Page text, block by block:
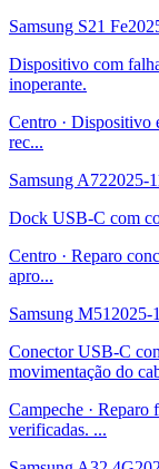
Samsung S21 Fe
Dispositivo com
inoperante.
Centro · Dispositivo
rec...
Samsung A722025-
Dock USB-C com
Centro · Reparo
apro...
Samsung M51 2025-
Conector USB-C
movimentação do
Campeche · Reparo
verificadas. ...